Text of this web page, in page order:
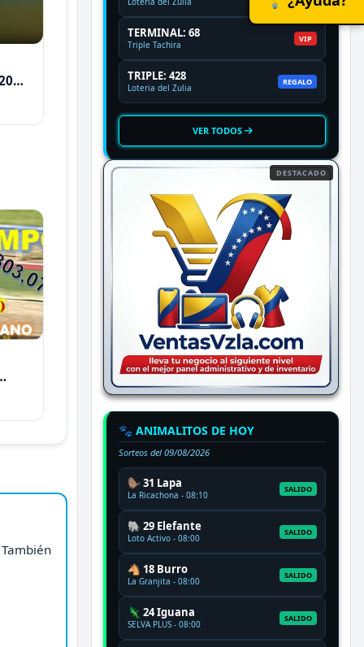
TERMINAL: 68
Triple Tachira
VIP
TRIPLE: 428
Loteria del Zulia
REGALO
VER TODOS
DESTACADO
🐾 ANIMALITOS DE HOY
Sorteos del 09/08/2026
🦫 31 Lapa
La Ricachona - 08:10
SALIDO
🐘 29 Elefante
Loto Activo - 08:00
SALIDO
🐴 18 Burro
La Granjita - 08:00
SALIDO
🦎 24 Iguana
SELVA PLUS - 08:00
SALIDO